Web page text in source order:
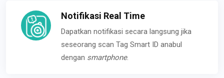
Notifikasi Real Time
Dapatkan notifikasi secara langsung jika
seseorang scan Tag Smart ID anabul
dengan smartphone.